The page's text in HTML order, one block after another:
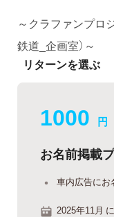
～クラファンプロ
鉄道_企画室）～
リターンを選ぶ
1000 円
お名前掲載
車内広告にお
2025年11月